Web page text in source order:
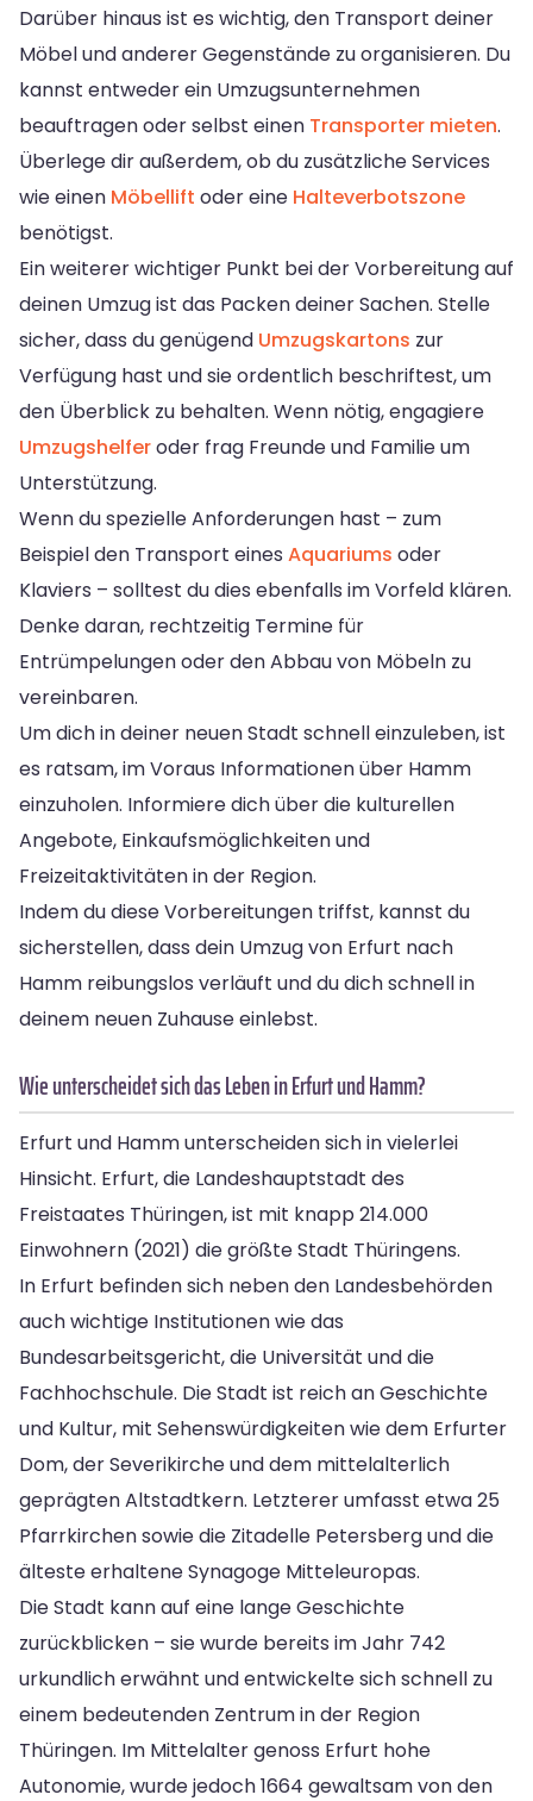
Darüber hinaus ist es wichtig, den Transport deiner
Möbel und anderer Gegenstände zu organisieren. Du
kannst entweder ein Umzugsunternehmen
beauftragen oder selbst einen Transporter mieten.
Überlege dir außerdem, ob du zusätzliche Services
wie einen Möbellift oder eine Halteverbotszone
benötigst.
Ein weiterer wichtiger Punkt bei der Vorbereitung auf
deinen Umzug ist das Packen deiner Sachen. Stelle
sicher, dass du genügend Umzugskartons zur
Verfügung hast und sie ordentlich beschriftest, um
den Überblick zu behalten. Wenn nötig, engagiere
Umzugshelferoder frag Freunde und Familie um
Unterstützung.
Wenn du spezielle Anforderungen hast – zum
Beispiel den Transport eines Aquariums oder
Klaviers – solltest du dies ebenfalls im Vorfeld klären.
Denke daran, rechtzeitig Termine für
Entrümpelungen oder den Abbau von Möbeln zu
vereinbaren.
Um dich in deiner neuen Stadt schnell einzuleben, ist
es ratsam, im Voraus Informationen über Hamm
einzuholen. Informiere dich über die kulturellen
Angebote, Einkaufsmöglichkeiten und
Freizeitaktivitäten in der Region.
Indem du diese Vorbereitungen triffst, kannst du
sicherstellen, dass dein Umzug von Erfurt nach
Hamm reibungslos verläuft und du dich schnell in
deinem neuen Zuhause einlebst.
Wie unterscheidet sich das Leben in Erfurt und Hamm?
Erfurt und Hamm unterscheiden sich in vielerlei
Hinsicht. Erfurt, die Landeshauptstadt des
Freistaates Thüringen, ist mit knapp 214.000
Einwohnern (2021) die größte Stadt Thüringens.
In Erfurt befinden sich neben den Landesbehörden
auch wichtige Institutionen wie das
Bundesarbeitsgericht, die Universität und die
Fachhochschule. Die Stadt ist reich an Geschichte
und Kultur, mit Sehenswürdigkeiten wie dem Erfurter
Dom, der Severikirche und dem mittelalterlich
geprägten Altstadtkern. Letzterer umfasst etwa 25
Pfarrkirchen sowie die Zitadelle Petersberg und die
älteste erhaltene Synagoge Mitteleuropas.
Die Stadt kann auf eine lange Geschichte
zurückblicken – sie wurde bereits im Jahr 742
urkundlich erwähnt und entwickelte sich schnell zu
einem bedeutenden Zentrum in der Region
Thüringen. Im Mittelalter genoss Erfurt hohe
Autonomie, wurde jedoch 1664 gewaltsam von den